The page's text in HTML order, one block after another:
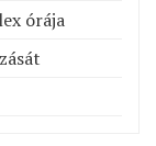
órája